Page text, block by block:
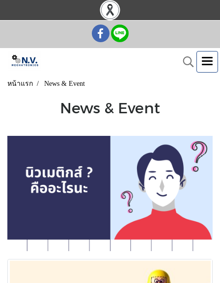
หน้าแรก News & Event
News & Event